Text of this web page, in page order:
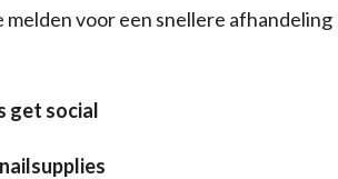
voor een snellere afhandeling
get social